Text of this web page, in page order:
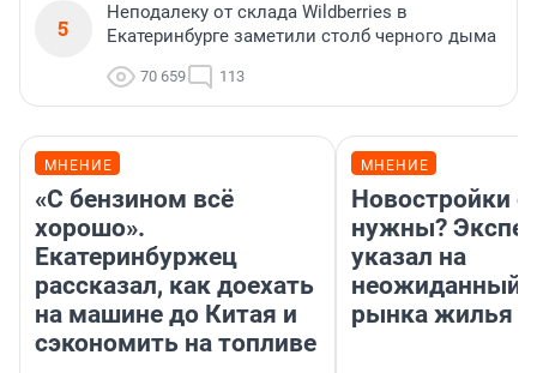
5
Неподалеку от склада Wildberries в
Екатеринбурге заметили столб черного дыма
70 659 113
МНЕНИЕ
«С бензином всё
хорошо».
Екатеринбуржец
рассказал, как доехать
на машине до Китая и
сэкономить на топливе
МНЕНИЕ
Новостройки
нужны?
указал на
неожиданный
рынка жилья